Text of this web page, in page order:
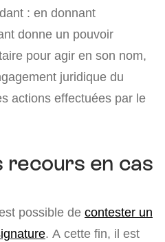
: en donnant
donne un pouvoir
pour agir en son nom,
juridique du
actions effectuées par le
recours en cas
possible de contester un
. A cette fin, il est